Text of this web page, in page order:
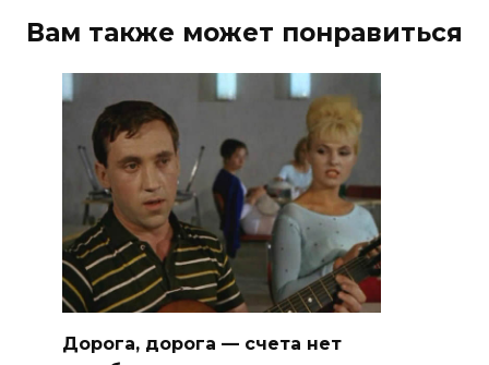
Вам также может понравиться
Дорога, дорога — счета нет